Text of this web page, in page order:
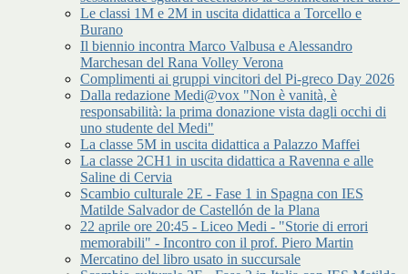
Le classi 1M e 2M in uscita didattica a Torcello e
Burano
Il biennio incontra Marco Valbusa e Alessandro
Marchesan del Rana Volley Verona
Complimenti ai gruppi vincitori del Pi-greco Day 2026
Dalla redazione Medi@vox "Non è vanità, è
responsabilità: la prima donazione vista dagli occhi di
uno studente del Medi"
La classe 5M in uscita didattica a Palazzo Maffei
La classe 2CH1 in uscita didattica a Ravenna e alle
Saline di Cervia
Scambio culturale 2E - Fase 1 in Spagna con IES
Matilde Salvador de Castellón de la Plana
22 aprile ore 20:45 - Liceo Medi - "Storie di errori
memorabili" - Incontro con il prof. Piero Martin
Mercatino del libro usato in succursale